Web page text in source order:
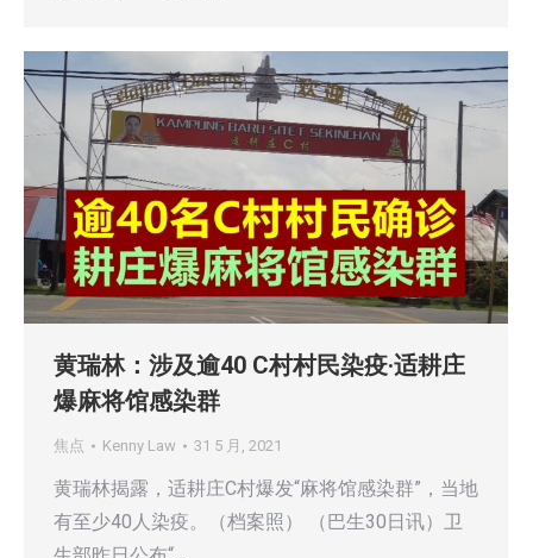
黄瑞林：涉及逾40 C村村民染疫·适耕庄
爆麻将馆感染群
焦点 Kenny Law 31 5 月, 2021
黄瑞林揭露，适耕庄C村爆发“麻将馆感染群”，当地
有至少40人染疫。（档案照） （巴生30日讯）卫